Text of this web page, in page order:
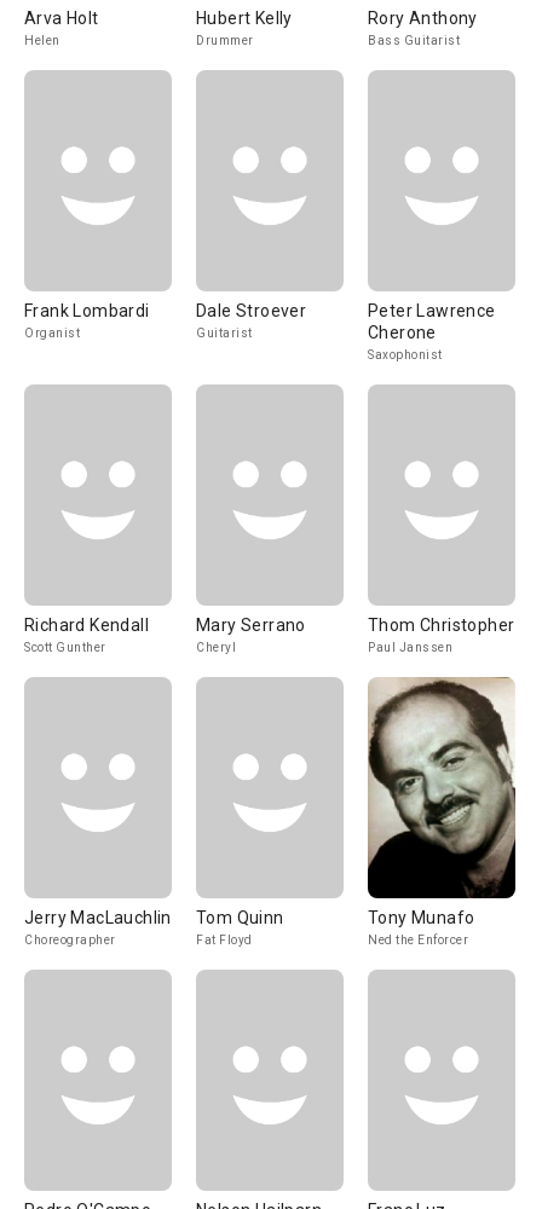
Arva Holt
Helen
Hubert Kelly
Drummer
Rory Anthony
Bass Guitarist
Frank Lombardi
Organist
Dale Stroever
Guitarist
Peter Lawrence
Cherone
Saxophonist
Richard Kendall
Scott Gunther
Mary Serrano
Cheryl
Thom Christopher
Paul Janssen
Jerry MacLauchlin
Choreographer
Tom Quinn
Fat Floyd
Tony Munafo
Ned the Enforcer